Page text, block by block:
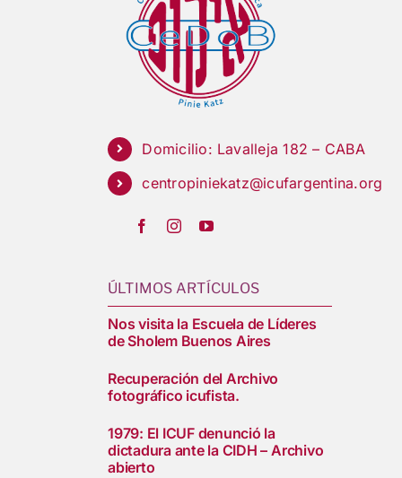
Domicilio: Lavalleja 182 – CABA
centropiniekatz@icufargentina.org
ÚLTIMOS ARTÍCULOS
Nos visita la Escuela de Líderes
de Sholem Buenos Aires
Recuperación del Archivo
fotográfico icufista.
1979: El ICUF denunció la
dictadura ante la CIDH – Archivo
abierto